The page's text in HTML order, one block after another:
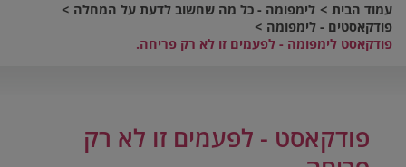
עמוד הבית
לימפומה - כל מה שחשוב לדעת על המחלה
פודקאסטים - לימפומה
פודקאסט לימפומה - לפעמים זו לא רק פריחה.
פודקאסט - לפעמים זו לא רק